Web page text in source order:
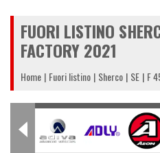
FUORI LISTINO
FACTORY 2021
Home Fuori listino Sherco SE F